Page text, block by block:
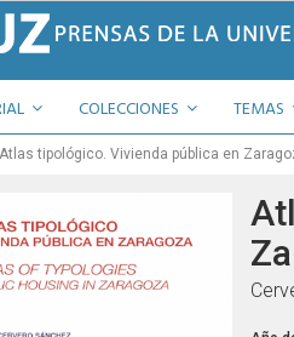
COLECCIONES TEMAS
Atlas tipológico. Vivienda pública en